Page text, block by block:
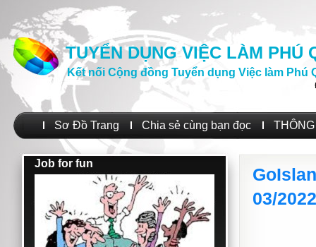
TUYỂN DỤNG VIỆC LÀM PHÚ
Kết nối Cộng đồng Tuyển dụng Việc làm Phú
Sơ Đồ Trang Chia sẻ cùng bạn đọc
Job for fun
03/2022